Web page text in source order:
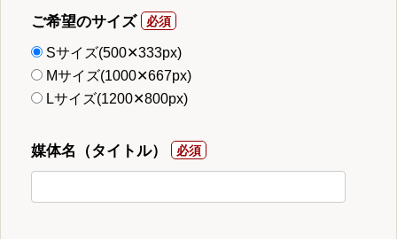
ご希望のサイズ
Sサイズ(500✕333px)
Mサイズ(1000✕667px)
Lサイズ(1200✕800px)
媒体名（タイトル）